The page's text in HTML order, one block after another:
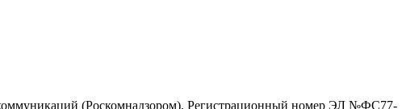
(Роскомнадзором). Регистрационный номер ЭЛ №ФС77-